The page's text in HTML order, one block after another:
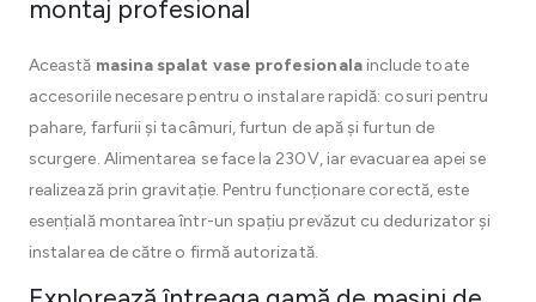
montaj profesional
Această masina spalat vase profesionalainclude toate
accesoriile necesare pentru o instalare rapidă: cosuri pentru
pahare, farfurii și tacâmuri, furtun de apă și furtun de
scurgere. Alimentarea se face la 230V, iar evacuarea apei se
realizează prin gravitație. Pentru funcționare corectă, este
esențială montarea într-un spațiu prevăzut cu dedurizator și
instalarea de către o firmă autorizată.